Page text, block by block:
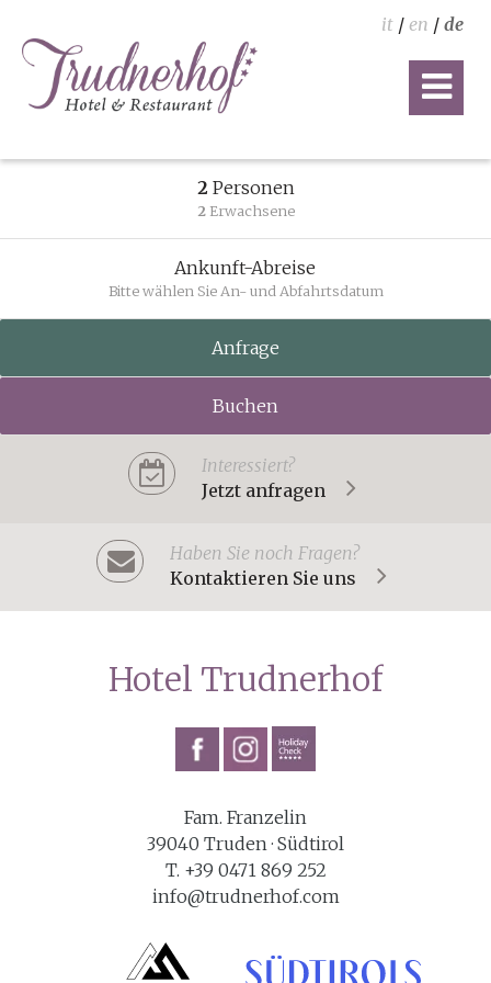
it / en / de
2 Personen
2 Erwachsene
Ankunft-Abreise
Bitte wählen Sie An- und Abfahrtsdatum
Anfrage
Buchen
Interessiert?
Jetzt anfragen
Haben Sie noch Fragen?
Kontaktieren Sie uns
Hotel Trudnerhof
Fam. Franzelin
39040 Truden · Südtirol
T. +39 0471 869 252
info@trudnerhof.com